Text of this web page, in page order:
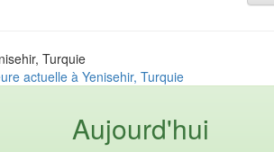
Turquie
actuelle à Yenisehir, Turquie
Aujourd'hui